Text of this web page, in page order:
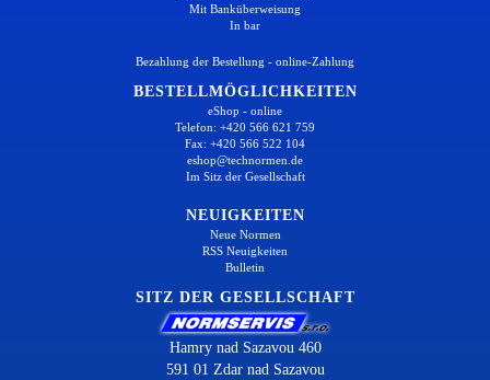
Mit Banküberweisung
In bar
Bezahlung der Bestellung - online-Zahlung
BESTELLMÖGLICHKEITEN
eShop - online
Telefon: +420 566 621 759
Fax: +420 566 522 104
eshop@technormen.de
Im Sitz der Gesellschaft
NEUIGKEITEN
Neue Normen
RSS Neuigkeiten
Bulletin
SITZ DER GESELLSCHAFT
Hamry nad Sazavou 460
591 01 Zdar nad Sazavou